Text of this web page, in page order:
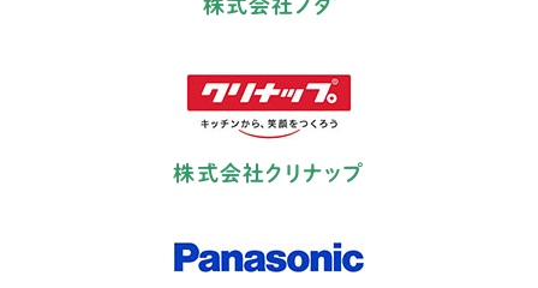
株式会社ノダ
株式会社クリナップ